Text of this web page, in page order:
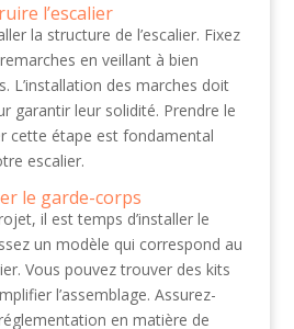
l’escalier
la structure de l’escalier. Fixez
en veillant à bien
L’installation des marches doit
garantir leur solidité. Prendre le
cette étape est fondamental
escalier.
le garde-corps
il est temps d’installer le
un modèle qui correspond au
Vous pouvez trouver des kits
l’assemblage. Assurez-
en matière de